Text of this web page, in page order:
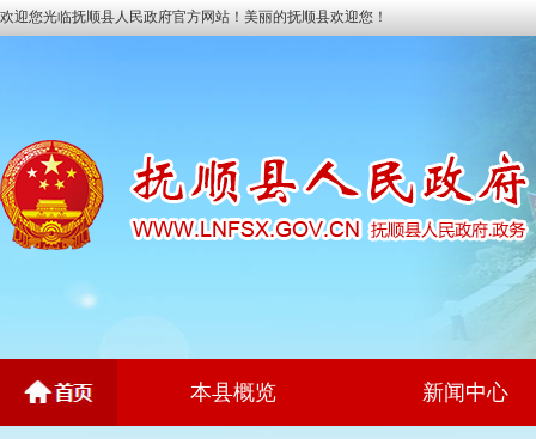
欢迎您光临抚顺县人民政府官方网站！美丽的抚顺县欢迎您！
本县概览 新闻中心